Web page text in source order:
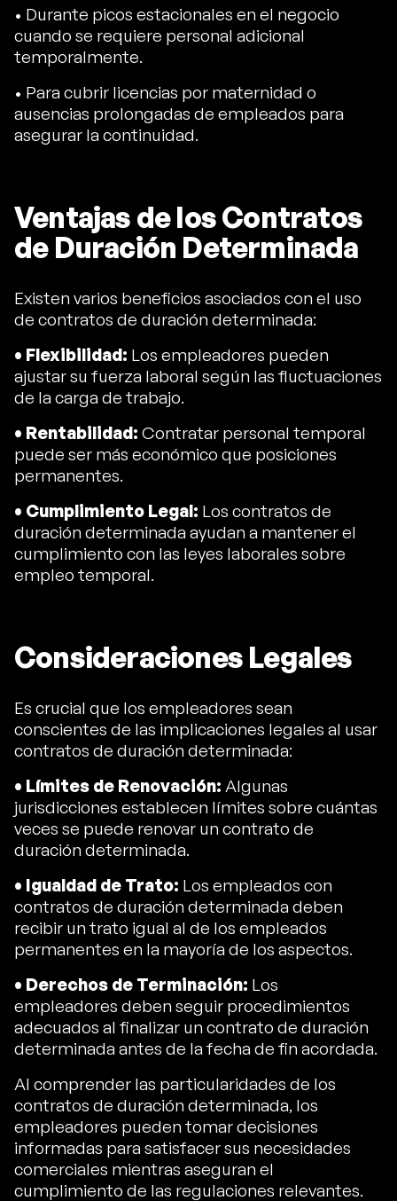
• Durante picos estacionales en el negocio
cuando se requiere personal adicional
temporalmente.
• Para cubrir licencias por maternidad o
ausencias prolongadas de empleados para
asegurar la continuidad.
Ventajas de los Contratos
de Duración Determinada
Existen varios beneficios asociados con el uso
de contratos de duración determinada:
• Flexibilidad: Los empleadores pueden
ajustar su fuerza laboral según las fluctuaciones
de la carga de trabajo.
• Rentabilidad: Contratar personal temporal
puede ser más económico que posiciones
permanentes.
• Cumplimiento Legal: Los contratos de
duración determinada ayudan a mantener el
cumplimiento con las leyes laborales sobre
empleo temporal.
Consideraciones Legales
Es crucial que los empleadores sean
conscientes de las implicaciones legales al usar
contratos de duración determinada:
• Límites de Renovación: Algunas
jurisdicciones establecen límites sobre cuántas
veces se puede renovar un contrato de
duración determinada.
• Igualdad de Trato: Los empleados con
contratos de duración determinada deben
recibir un trato igual al de los empleados
permanentes en la mayoría de los aspectos.
• Derechos de Terminación: Los
empleadores deben seguir procedimientos
adecuados al finalizar un contrato de duración
determinada antes de la fecha de fin acordada.
Al comprender las particularidades de los
contratos de duración determinada, los
empleadores pueden tomar decisiones
informadas para satisfacer sus necesidades
comerciales mientras aseguran el
cumplimiento de las regulaciones relevantes.